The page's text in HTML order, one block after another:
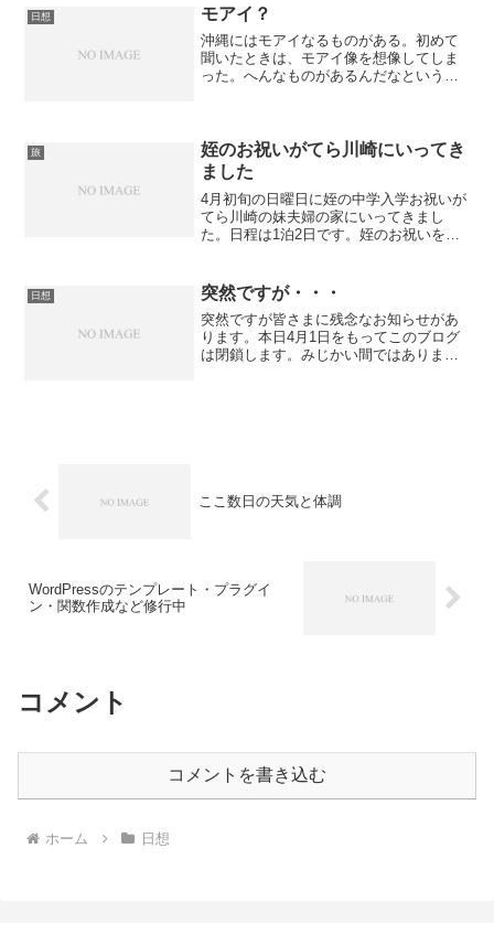
んていかない人達なのか作...
日想 モアイ？
沖縄にはモアイなるものがある。初めて
聞いたときは、モアイ像を想像してしま
った。へんなものがあるんだなという認
のお金を一人ずつ順番に受...
旅
姪のお祝いがてら川崎にいってき
ました
4月初旬の日曜日に姪の中学入学お祝いが
てら川崎の妹夫婦の家にいってきまし
た。日程は1泊2日です。姪のお祝いを理
す。予定より到着が遅れそうだったので
お昼なのでお腹もすくだ...
日想 突然ですが・・・
突然ですが皆さまに残念なお知らせがあ
ります。本日4月1日をもってこのブログ
は閉鎖します。みじかい間ではありまし
ここ数日の天気と体調
WordPressのテンプレート・プラグイ
ン・関数作成など修行中
コメント
コメントを書き込む
ホーム 日想